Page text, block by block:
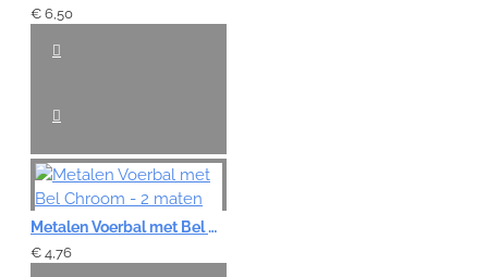
€ 6,50
Metalen Voerbal met Bel Chroom - 2 maten
€ 4,76